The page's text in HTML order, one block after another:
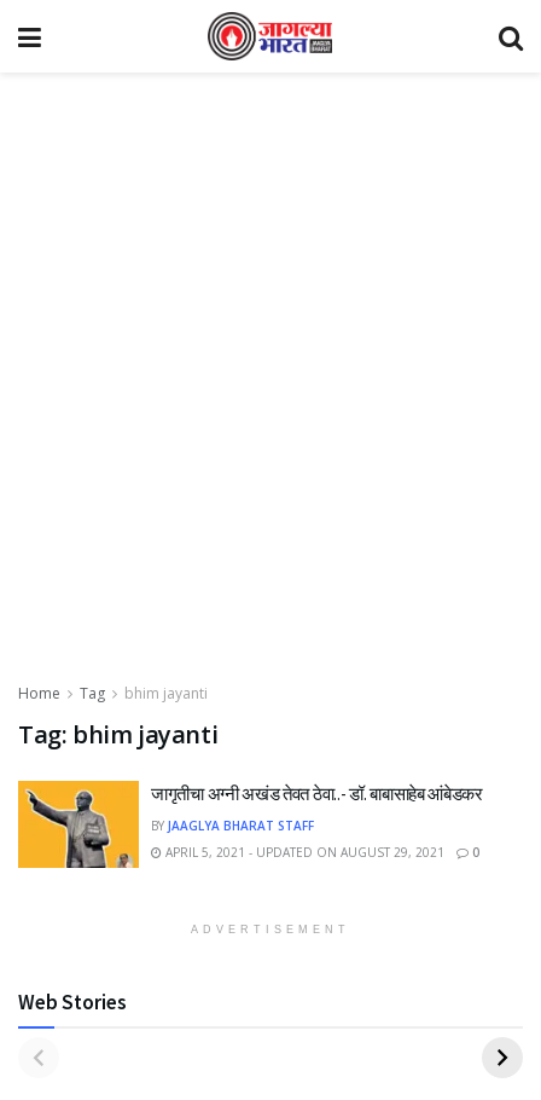
Home Tag bhim jayanti
Tag: bhim jayanti
जागृतीचा अग्नी अखंड तेवत ठेवा..- डॉ. बाबासाहेब आंबेडकर
BY JAAGLYA BHARAT STAFF
APRIL 5, 2021 - UPDATED ON AUGUST 29, 2021
0
ADVERTISEMENT
Web Stories